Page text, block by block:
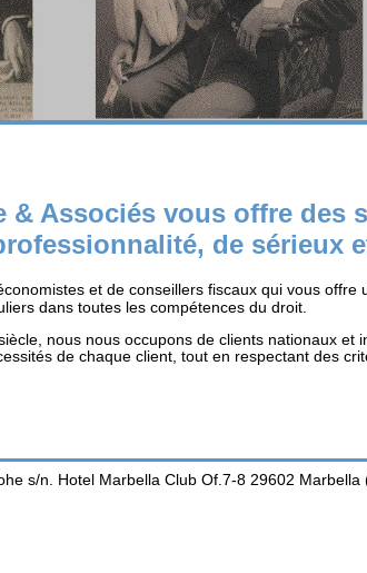
& Associés vous offre des
de sérieux
et de conseillers fiscaux qui vous
dans toutes les compétences du droit.
nous nous occupons de clients nationaux et
de chaque client, tout en respectant des
s/n. Hotel Marbella Club Of.7-8 29602 Marbella